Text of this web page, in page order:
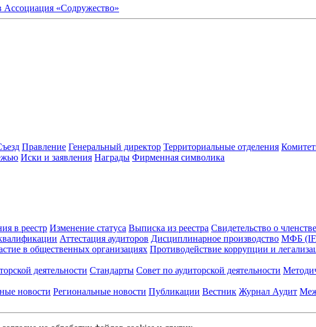
Правление Генеральный директор Территориальные отделения
Иски и заявления Награды Фирменная символика
в реестр Изменение статуса Выписка из реестра Свидетельство о членстве
Аттестация аудиторов Дисциплинарное производство МФБ
в общественных организациях Противодействие коррупции и
деятельности Стандарты Совет по аудиторской деятельности
новости Региональные новости Публикации Вестник Журнал Аудит